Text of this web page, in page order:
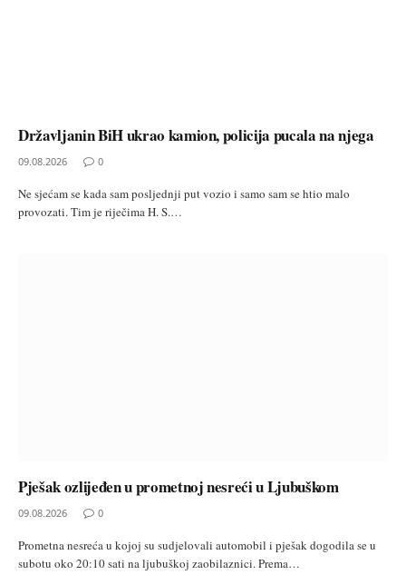
Državljanin BiH ukrao kamion, policija pucala na njega
09.08.2026 0
Ne sjećam se kada sam posljednji put vozio i samo sam se htio malo
provozati. Tim je riječima H. S.…
Pješak ozlijeđen u prometnoj nesreći u Ljubuškom
09.08.2026 0
Prometna nesreća u kojoj su sudjelovali automobil i pješak dogodila se u
subotu oko 20:10 sati na ljubuškoj zaobilaznici. Prema…